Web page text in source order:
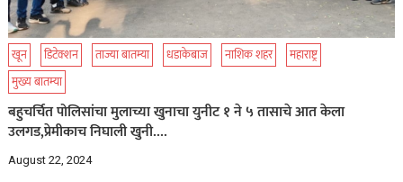
खून डिटेक्शन ताज्या बातम्या धडाकेबाज नाशिक शहर
महाराष्ट्र
मुख्य बातम्या
बहुचर्चित पोलिसांचा मुलाच्या खुनाचा युनीट १ ने ५ तासाचे आत केला
उलगड,प्रेमीकाच निघाली खुनी….
August 22, 2024